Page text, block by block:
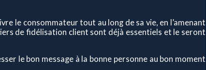
le consommateur tout au long de sa vie, en l’amenant
de fidélisation client sont déjà essentiels et le seront
le bon message à la bonne personne au bon moment